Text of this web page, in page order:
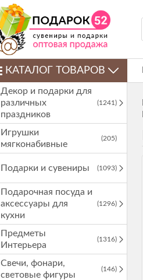
КАТАЛОГ ТОВАРОВ
Декор и подарки для
различных
праздников
(1241)
Игрушки
мягконабивные
(205)
Подарки и сувениры (1093)
Подарочная посуда и
аксессуары для
кухни
(1296)
Предметы
Интерьера
(1316)
Свечи, фонари,
световые фигуры
(146)